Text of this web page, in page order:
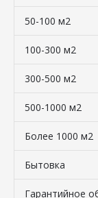
50-100 м2
100-300 м2
300-500 м2
500-1000 м2
Более 1000 м2
Бытовка
Гарантийное